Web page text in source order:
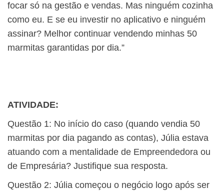
focar só na gestão e vendas. Mas ninguém cozinha
como eu. E se eu investir no aplicativo e ninguém
assinar? Melhor continuar vendendo minhas 50
marmitas garantidas por dia.”
ATIVIDADE:
Questão 1: No início do caso (quando vendia 50
marmitas por dia pagando as contas), Júlia estava
atuando com a mentalidade de Empreendedora ou
de Empresária? Justifique sua resposta.
Questão 2: Júlia começou o negócio logo após ser